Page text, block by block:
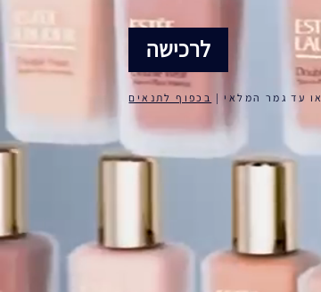
לרכישה
בכפוף לתנאים
· ניתן יותר לבנייה
· מאט מלא חיים
· עמידות ל-36 שעות
התאמה מדויקת לעור,
פורמולה משופרת